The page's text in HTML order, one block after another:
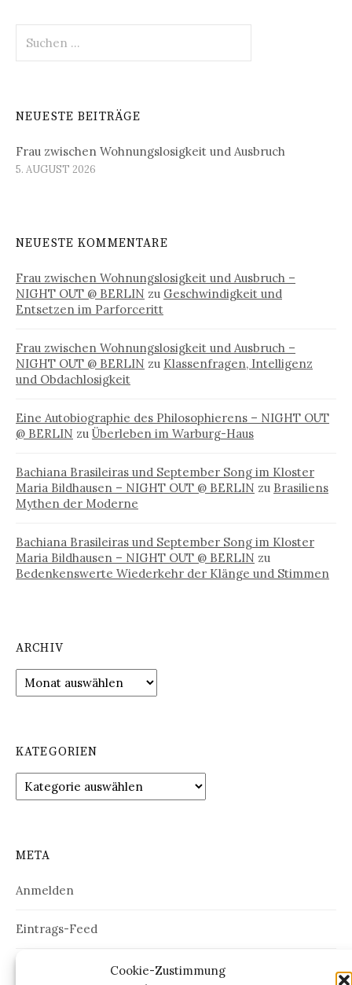
Cookie-Zustimmung
nach:
NEUESTE BEITRÄGE
Frau zwischen Wohnungslosigkeit und Ausbruch
5. AUGUST 2026
NEUESTE KOMMENTARE
Frau zwischen Wohnungslosigkeit und Ausbruch –
NIGHT OUT @ BERLIN zu Geschwindigkeit und
Entsetzen im Parforceritt
Frau zwischen Wohnungslosigkeit und Ausbruch –
NIGHT OUT @ BERLIN zu Klassenfragen, Intelligenz
und Obdachlosigkeit
Eine Autobiographie des Philosophierens – NIGHT OUT
@ BERLIN zu Überleben im Warburg-Haus
Bachiana Brasileiras und September Song im Kloster
Maria Bildhausen – NIGHT OUT @ BERLIN zu Brasiliens
Mythen der Moderne
Bachiana Brasileiras und September Song im Kloster
Maria Bildhausen – NIGHT OUT @ BERLIN zu
Bedenkenswerte Wiederkehr der Klänge und Stimmen
ARCHIV
Archiv
KATEGORIEN
Kategorien
META
Anmelden
Eintrags-Feed
Kommentar-Feed